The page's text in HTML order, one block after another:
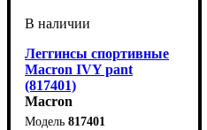
Леггинсы спортивные
Macron IVY pant
(817401)
Macron
817401